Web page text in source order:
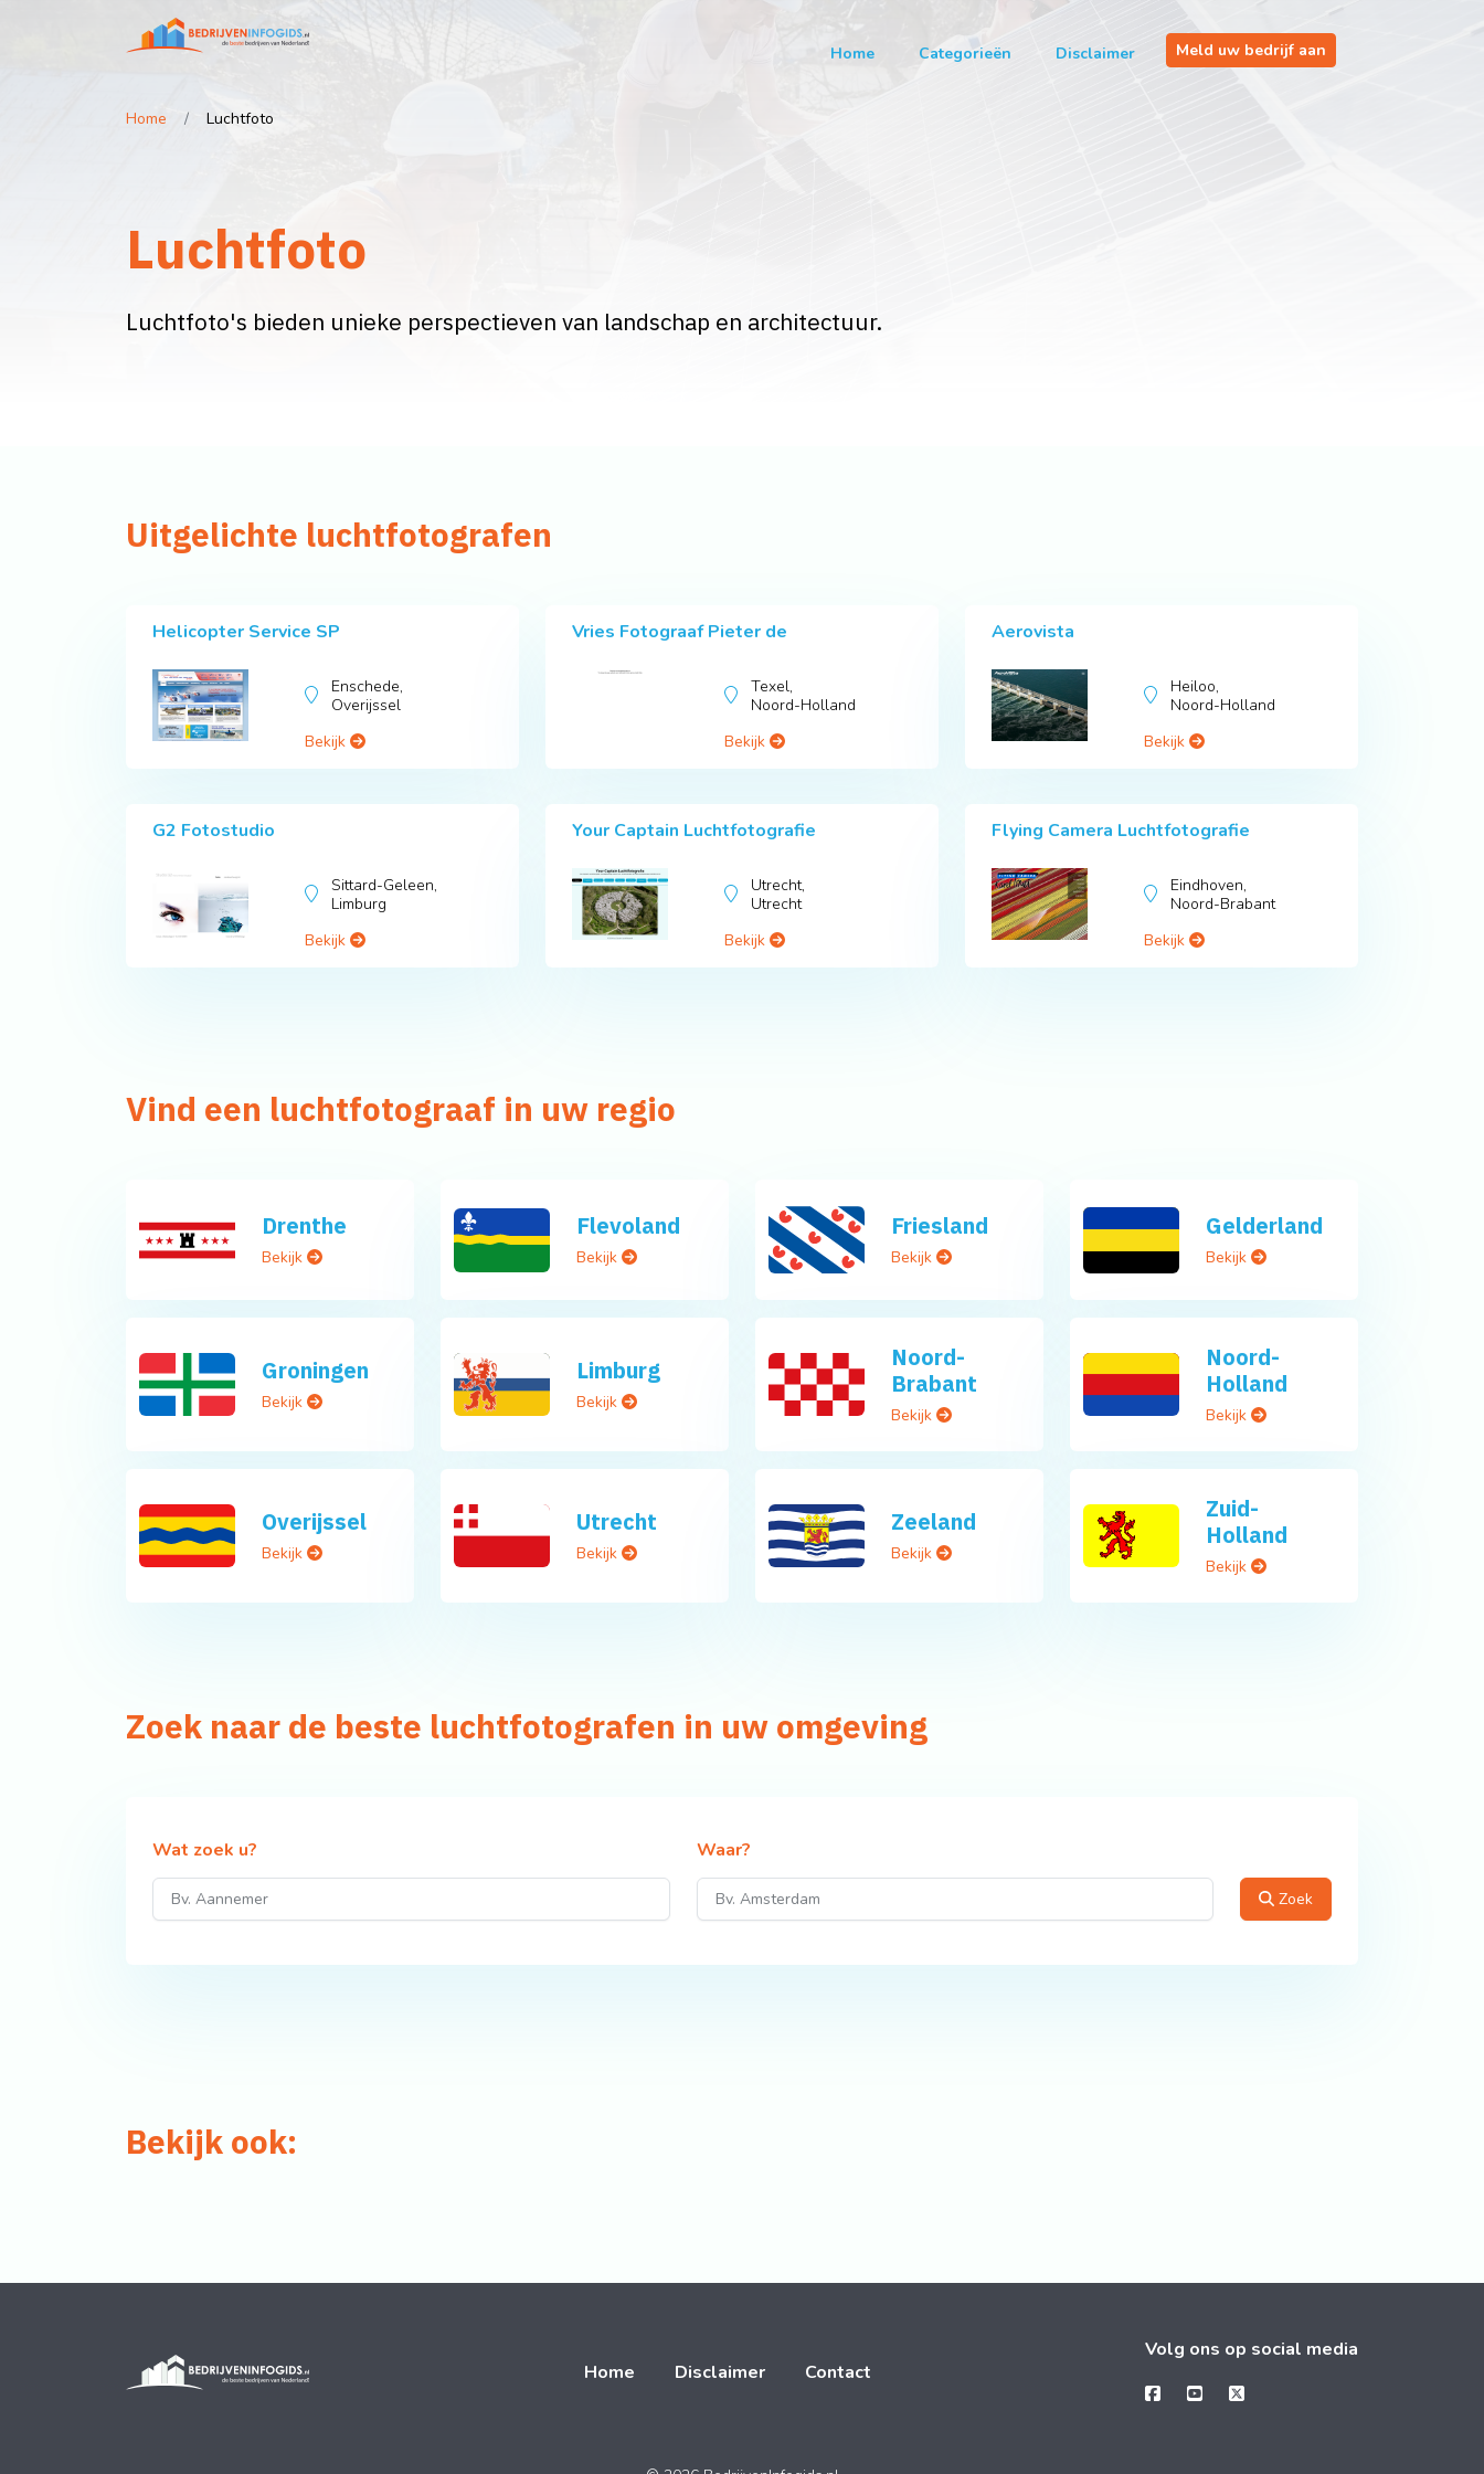
Home Categorieën Disclaimer Meld uw bedrijf aan
Home Luchtfoto
Luchtfoto
Luchtfoto's bieden unieke perspectieven van landschap en architectuur.
Uitgelichte luchtfotografen
Helicopter Service SP
Enschede,
Overijssel
Bekijk
Vries Fotograaf Pieter de
Texel,
Noord-Holland
Bekijk
Aerovista
Heiloo,
Noord-Holland
Bekijk
G2 Fotostudio
Sittard-Geleen,
Limburg
Bekijk
Your Captain Luchtfotografie
Utrecht,
Utrecht
Bekijk
Flying Camera Luchtfotografie
Eindhoven,
Noord-Brabant
Bekijk
Vind een luchtfotograaf in uw regio
Drenthe
Bekijk
Flevoland
Bekijk
Friesland
Bekijk
Gelderland
Bekijk
Groningen
Bekijk
Limburg
Bekijk
Noord-
Brabant
Bekijk
Noord-
Holland
Bekijk
Overijssel
Bekijk
Utrecht
Bekijk
Zeeland
Bekijk
Zuid-
Holland
Bekijk
Zoek naar de beste luchtfotografen in uw omgeving
Wat zoek u? Waar?
Zoek
Bekijk ook:
Home Disclaimer Contact
Volg ons op social media